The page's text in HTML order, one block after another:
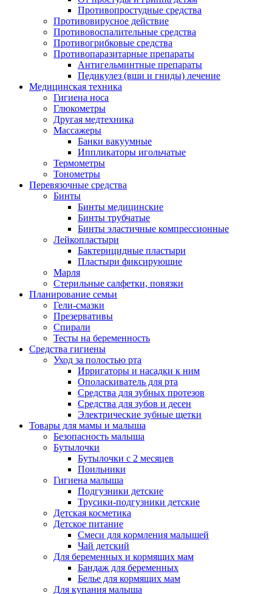
Противопростудные средства
Противовирусное действие
Противовоспалительные средства
Противогрибковые средства
Противопаразитарные препараты
Антигельминтные препараты
Педикулез (вши и гниды) лечение
Медицинская техника
Гигиена носа
Глюкометры
Другая медтехника
Массажеры
Банки вакуумные
Иппликаторы игольчатые
Термометры
Тонометры
Перевязочные средства
Бинты
Бинты медицинские
Бинты трубчатые
Бинты эластичные компрессионные
Лейкопластыри
Бактерицидные пластыри
Пластыри фиксирующие
Марля
Стерильные салфетки, повязки
Планирование семьи
Гели-смазки
Презервативы
Спирали
Тесты на беременность
Средства гигиены
Уход за полостью рта
Ирригаторы и насадки к ним
Ополаскиватель для рта
Средства для зубных протезов
Средства для зубов и десен
Электрические зубные щетки
Товары для мамы и малыша
Безопасность малыша
Бутылочки
Бутылочки с 2 месяцев
Поильники
Гигиена малыша
Подгузники детские
Трусики-подгузники детские
Детская косметика
Детское питание
Смеси для кормления малышей
Чай детский
Для беременных и кормящих мам
Бандаж для беременных
Белье для кормящих мам
Для купания малыша